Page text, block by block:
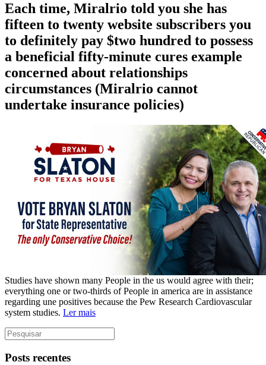
Each time, Miralrio told you she has
fifteen to twenty website subscribers you
to definitely pay $two hundred to possess
a beneficial fifty-minute cures example
concerned about relationships
circumstances (Miralrio cannot
undertake insurance policies)
Studies have shown many People in the us would agree with their;
everything one or two-thirds of People in america are in assistance
regarding une positives because the Pew Research Cardiovascular
system studies. Ler mais
Posts recentes